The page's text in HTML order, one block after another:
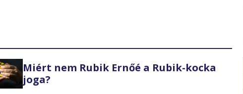
Miért nem Rubik Ernőé a Rubik-kocka
joga?